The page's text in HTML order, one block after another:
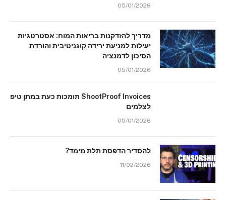
05/01/2026
מדריך להזדקנות בריאות המוח: אסטרטגיות
יעילות למניעת ירידה קוגניטיבית והורדת
הסיכון לדמנציה
05/01/2026
ShootProof Invoices תומכות כעת במתן טיפ
לצלמים
05/01/2026
להסדיר הדפסת תלת מימד?
11/02/2026